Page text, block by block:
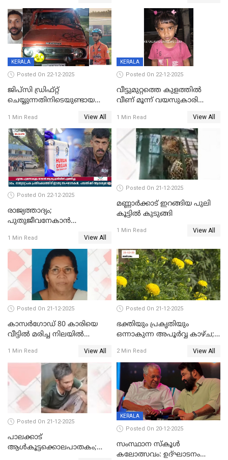
നിലയിൽ
KERALA
Posted On 22-12-2025
ജിപ്സി ഡ്രിഫ്റ്റ്
ചെയ്യുന്നതിനിടെയുണ്ടായ
ദാരുണാന്ത്യം; ജീപ്സി
ഓടിച്ചയാൾ അറസ്റ്റിൽ.
1 Min Read View All
KERALA
Posted On 22-12-2025
വീട്ടുമുറ്റത്തെ കുളത്തിൽ
വീണ് മൂന്ന് വയസുകാരി
1 Min Read View All
Posted On 22-12-2025
രാജ്യത്താദ്യം;
പുതുജീവനേകാൻ
എറണാകുളം സർക്കാർ
ജനറൽ
ആശുപത്രിയിലെത്തിച്ചു
1 Min Read View All
Posted On 21-12-2025
മണ്ണാർക്കാട് ഇറങ്ങിയ പുലി
കൂട്ടിൽ കുടുങ്ങി
1 Min Read View All
Posted On 21-12-2025
കാസർഗോഡ് 80 കാരിയെ
വീട്ടിൽ മരിച്ച നിലയിൽ
1 Min Read View All
Posted On 21-12-2025
ഭക്തിയും പ്രകൃതിയും
ഒന്നാകുന്ന അപൂര്‍വ്വ കാഴ്ച;
കാഴ്ചാനുഭവമൊരുക്കി
ശബരീ നന്ദനം
2 Min Read View All
Posted On 21-12-2025
പാലക്കാട്‌
ആൾകൂട്ടക്കൊലപാതകം;
KERALA
Posted On 20-12-2025
സംസ്ഥാന സ്കൂൾ
കലോത്സവം: ഉദ്ഘാടനം